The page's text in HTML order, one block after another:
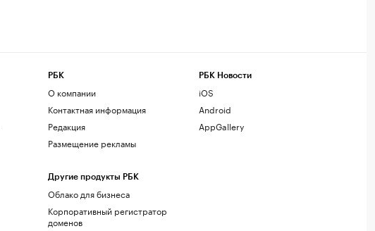
РБК
О компании
Контактная информация
Редакция
Размещение рекламы
Другие продукты РБК
Облако для бизнеса
Корпоративный регистратор
доменов
РБК Новости
iOS
Android
AppGallery